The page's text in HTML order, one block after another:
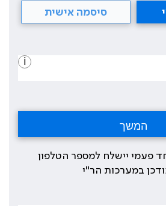
סיסמה אישית
i
פעמי יישלח למספר הטלפון
במערכות הר"י